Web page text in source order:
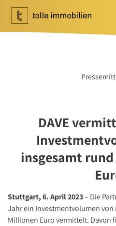
Tippgeber
Newsletter Wohnen
Investment
Referenzen
Investment Suchauftrag
DAVE
insgesamt
Stuttgart, 6. April 2023– Die
Jahr ein Investmentvolumen von
Millionen Euro vermittelt. Davon